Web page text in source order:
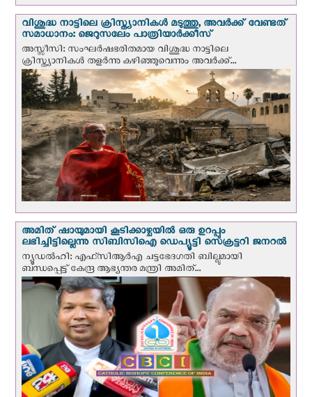
വിശുദ്ധ നാട്ടിലെ ക്രിസ്ത്യാനികൾ മടുത്തു, അവർക്ക് വേണ്ടത്
സമാധാനം: ജെറുസലേം പാത്രിയാര്‍ക്കീസ്
അസ്സീസി: സംഘര്‍ഷഭരിതമായ വിശുദ്ധ നാട്ടിലെ
ക്രിസ്ത്യാനികൾ തളര്‍ന്നു കഴിഞ്ഞുവെന്നും അവർക്ക്...
അമിത് ഷായുമായി കൂടിക്കാഴ്ചയില്‍ ഒരു ഉറപ്പും
ലഭിച്ചിട്ടില്ലെന്നു സിബിസിഐ ഡെപ്യൂട്ടി സെക്രട്ടറി ജനറല്‍
ന്യൂഡല്‍ഹി: എഫ്‌സിആര്‍എ ചട്ടഭേദഗതി ബില്ലുമായി
ബന്ധപ്പെട്ട് കേന്ദ്ര ആഭ്യന്തര മന്ത്രി അമിത്...